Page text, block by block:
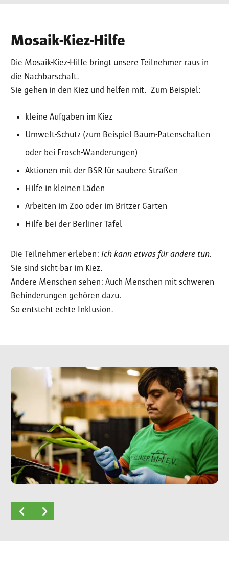
Mosaik-Kiez-Hilfe
Die Mosaik-Kiez-Hilfe bringt unsere Teilnehmer raus in
die Nachbarschaft.
Sie gehen in den Kiez und helfen mit. Zum Beispiel:
kleine Aufgaben im Kiez
Umwelt-Schutz (zum Beispiel Baum-Patenschaften
oder bei Frosch-Wanderungen)
Aktionen mit der BSR für saubere Straßen
Hilfe in kleinen Läden
Arbeiten im Zoo oder im Britzer Garten
Hilfe bei der Berliner Tafel
Die Teilnehmer erleben: Ich kann etwas für andere tun.
Sie sind sicht-bar im Kiez.
Andere Menschen sehen: Auch Menschen mit schweren
Behinderungen gehören dazu.
So entsteht echte Inklusion.
Image